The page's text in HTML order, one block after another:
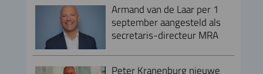
Armand van de Laar per 1
september aangesteld als
secretaris-directeur MRA
Peter Kranenburg nieuwe